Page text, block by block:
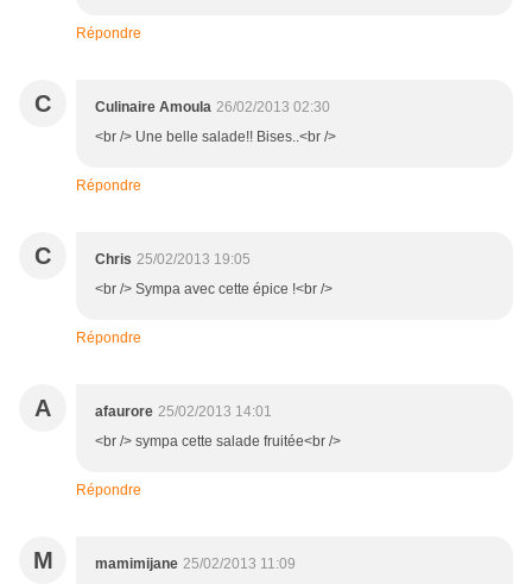
Répondre
C Culinaire Amoula 26/02/2013 02:30
<br /> Une belle salade!! Bises..<br />
Répondre
C Chris 25/02/2013 19:05
<br /> Sympa avec cette épice !<br />
Répondre
A afaurore 25/02/2013 14:01
<br /> sympa cette salade fruitée<br />
Répondre
M mamimijane 25/02/2013 11:09